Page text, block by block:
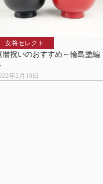
女将セレクト
暦祝いのおすすめ～輪島塗編
年2月19日